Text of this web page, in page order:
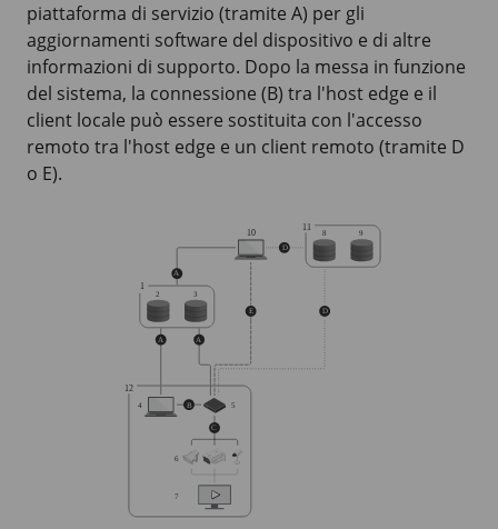
piattaforma di servizio (tramite A) per gli
aggiornamenti software del dispositivo e di altre
informazioni di supporto. Dopo la messa in funzione
del sistema, la connessione (B) tra l'host edge e il
client locale può essere sostituita con l'accesso
remoto tra l'host edge e un client remoto (tramite D
o E).